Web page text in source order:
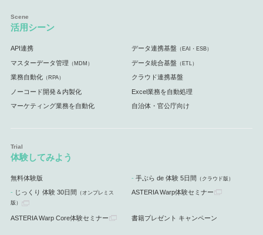
活用シーン
API連携 データ連携基盤 （EAI・ESB）
マスターデータ管理 （MDM） データ統合基盤 （ETL）
業務自動化（RPA） クラウド連携基盤
ノーコード開発＆内製化 Excel業務を自動処理
マーケティング業務を自動化 自治体・官公庁向け
体験してみよう
無料体験版 手ぶら de 体験 5日間 （クラウド版）
じっくり 体験 30日間 （オンプレミス
版）
ASTERIA Warp体験セミナー
ASTERIA Warp Core体験セミナー 書籍プレゼント キャンペーン